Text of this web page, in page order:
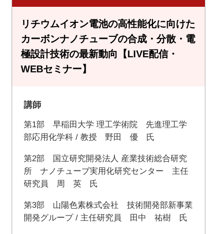
リチウムイオン電池の高性能化に向けた
カーボンナノチューブの合成・分散・電
極設計技術の最新動向【LIVE配信・
WEBセミナー】
講師
第1部 早稲田大学 理工学術院 先進理工学
部応用化学科 / 教授 野田 優 氏
第2部 国立研究開発法人 産業技術総合研究
所 ナノチューブ実用化研究センター 主任
研究員 周 英 氏
第3部 山陽色素株式会社 技術開発部新事業
開発グループ / 主任研究員 田中 祐樹 氏